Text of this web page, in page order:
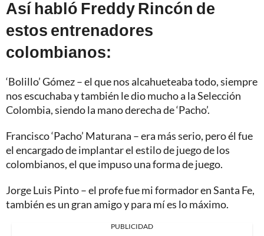
Así habló Freddy Rincón de
estos entrenadores
colombianos:
‘Bolillo’ Gómez – el que nos alcahueteaba todo, siempre
nos escuchaba y también le dio mucho a la Selección
Colombia, siendo la mano derecha de ‘Pacho’.
Francisco ‘Pacho’ Maturana – era más serio, pero él fue
el encargado de implantar el estilo de juego de los
colombianos, el que impuso una forma de juego.
Jorge Luis Pinto – el profe fue mi formador en Santa Fe,
también es un gran amigo y para mí es lo máximo.
PUBLICIDAD